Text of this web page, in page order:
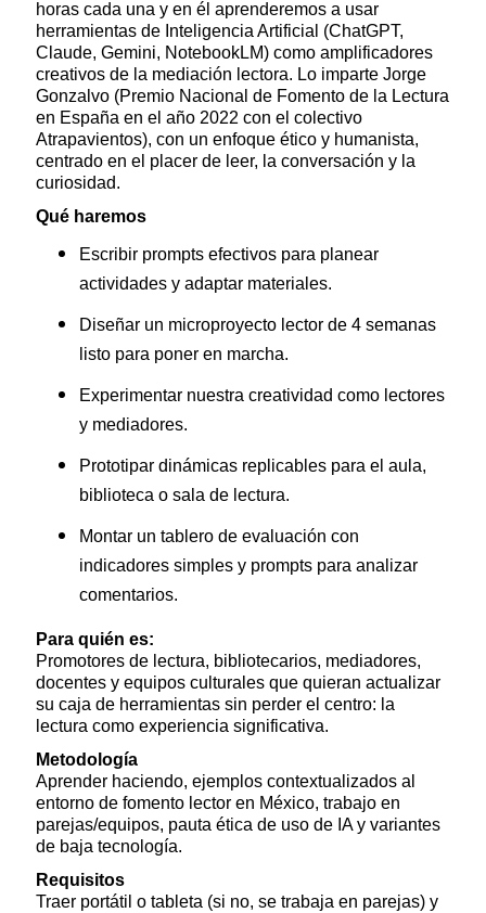
horas cada una y en él aprenderemos a usar
herramientas de Inteligencia Artificial (ChatGPT,
Claude, Gemini, NotebookLM) como amplificadores
creativos de la mediación lectora. Lo imparte Jorge
Gonzalvo (Premio Nacional de Fomento de la Lectura
en España en el año 2022 con el colectivo
Atrapavientos), con un enfoque ético y humanista,
centrado en el placer de leer, la conversación y la
curiosidad.
Qué haremos
Escribir prompts efectivos para planear
actividades y adaptar materiales.
Diseñar un microproyecto lector de 4 semanas
listo para poner en marcha.
Experimentar nuestra creatividad como lectores
y mediadores.
Prototipar dinámicas replicables para el aula,
biblioteca o sala de lectura.
Montar un tablero de evaluación con
indicadores simples y prompts para analizar
comentarios.
Para quién es:
Promotores de lectura, bibliotecarios, mediadores,
docentes y equipos culturales que quieran actualizar
su caja de herramientas sin perder el centro: la
lectura como experiencia significativa.
Metodología
Aprender haciendo, ejemplos contextualizados al
entorno de fomento lector en México, trabajo en
parejas/equipos, pauta ética de uso de IA y variantes
de baja tecnología.
Requisitos
Traer portátil o tableta (si no, se trabaja en parejas) y